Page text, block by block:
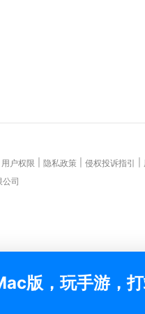
用户权限 隐私政策 侵权投诉指引
司
版，玩手游，